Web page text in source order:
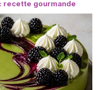
recette gourmande